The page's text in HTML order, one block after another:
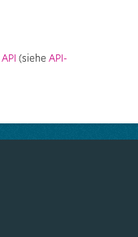
API (siehe API-